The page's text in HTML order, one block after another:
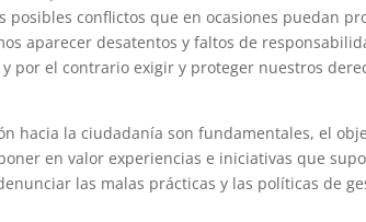
posibles conflictos que en ocasiones puedan
aparecer desatentos y faltos de
por el contrario exigir y proteger nuestros
hacia la ciudadanía son fundamentales, el
en valor experiencias e iniciativas que
las malas prácticas y las políticas de